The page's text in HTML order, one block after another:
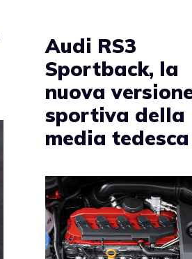
Audi RS3
Sportback, la
nuova
sportiva della
media tedesca